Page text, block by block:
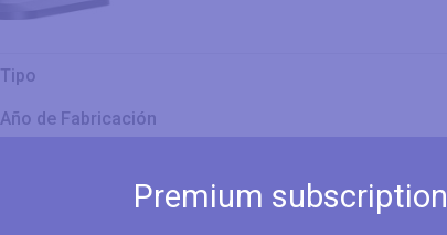
Premium subscription
Tipo
Año de Fabricación